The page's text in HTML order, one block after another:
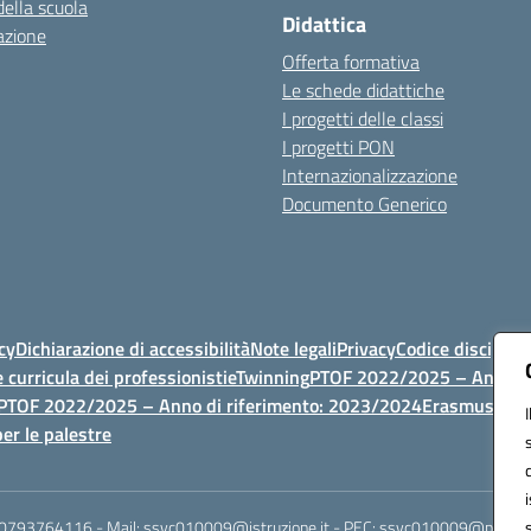
scuola
Didattica
Offerta formativa
Le schede didattiche
I progetti delle classi
I progetti PON
Internazionalizzazione
Documento Generico
Dichiarazione di accessibilitàNote legaliPrivacyCodice
curricula dei professionistieTwinningPTOF 2022/2025 – Anno
2022/2025 – Anno di riferimento: 2023/2024Erasmus
le palestre